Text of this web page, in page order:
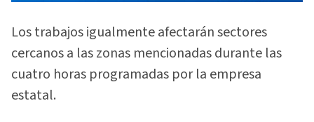
Los trabajos igualmente afectarán sectores
cercanos a las zonas mencionadas durante las
cuatro horas programadas por la empresa
estatal.